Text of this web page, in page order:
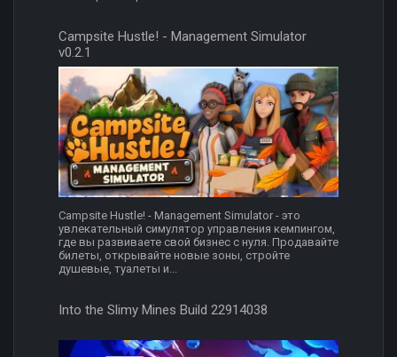
Campsite Hustle! - Management Simulator
v0.2.1
Campsite Hustle! - Management Simulator - это
увлекательный симулятор управления кемпингом,
где вы развиваете свой бизнес с нуля. Продавайте
билеты, открывайте новые зоны, стройте
душевые, туалеты и...
Into the Slimy Mines Build 22914038